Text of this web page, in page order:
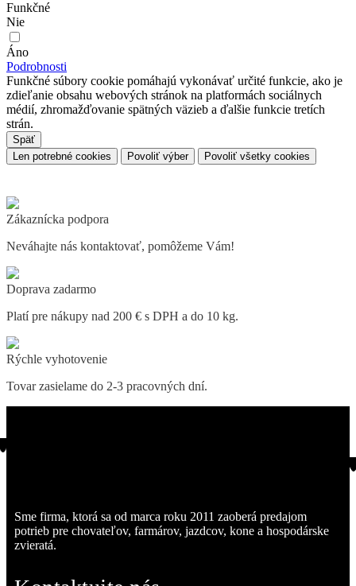
Funkčné
Nie
Áno
Podrobnosti
Funkčné súbory cookie pomáhajú vykonávať určité funkcie, ako je
zdieľanie obsahu webových stránok na platformách sociálnych
médií, zhromažďovanie spätných väzieb a ďalšie funkcie tretích
strán.
Späť
Len potrebné cookies
Povoliť výber Povoliť všetky cookies
Zákaznícka podpora
Neváhajte nás kontaktovať, pomôžeme Vám!
Doprava zadarmo
Platí pre nákupy nad 200 € s DPH a do 10 kg.
Rýchle vyhotovenie
Tovar zasielame do 2-3 pracovných dní.
Sme firma, ktorá sa od marca roku 2011 zaoberá predajom
potrieb pre chovateľov, farmárov, jazdcov, kone a hospodárske
zvieratá.